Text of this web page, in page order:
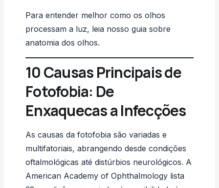
Para entender melhor como os olhos
processam a luz, leia nosso guia sobre
anatomia dos olhos.
10 Causas Principais de
Fotofobia: De
Enxaquecas a Infecções
As causas da fotofobia são variadas e
multifatoriais, abrangendo desde condições
oftalmológicas até distúrbios neurológicos. A
American Academy of Ophthalmology lista